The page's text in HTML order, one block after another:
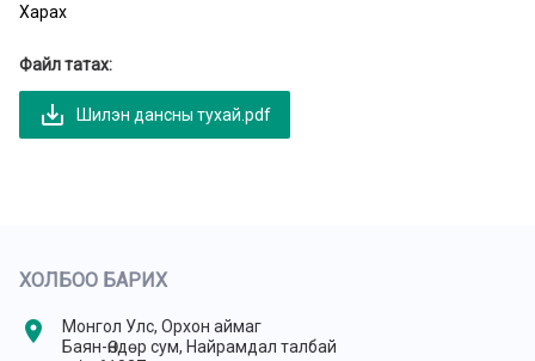
Харах
Файл татах:
save_alt Шилэн дансны тухай.pdf
ХОЛБОО БАРИХ
location_on
Монгол Улс, Орхон аймаг
Баян-Өндөр сум, Найрамдал талбай